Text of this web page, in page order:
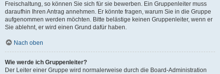
Freischaltung, so können Sie sich für sie bewerben. Ein Gruppenleiter muss
daraufhin Ihren Antrag annehmen. Er könnte fragen, warum Sie in die Gruppe
aufgenommen werden möchten. Bitte belästige keinen Gruppenleiter, wenn er
Sie ablehnt, er wird einen Grund dafür haben.
Nach oben
Wie werde ich Gruppenleiter?
Der Leiter einer Gruppe wird normalerweise durch die Board-Administration